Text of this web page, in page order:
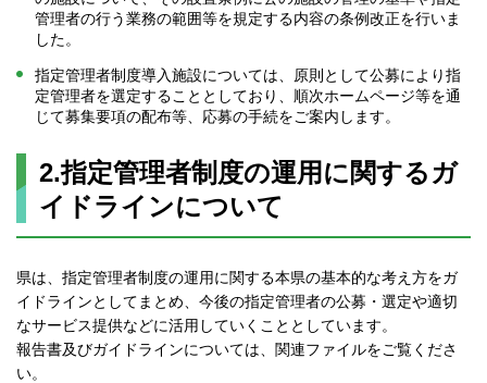
管理者の行う業務の範囲等を規定する内容の条例改正を行いま
した。
指定管理者制度導入施設については、原則として公募により指
定管理者を選定することとしており、順次ホームページ等を通
じて募集要項の配布等、応募の手続をご案内します。
2.指定管理者制度の運用に関するガ
イドラインについて
県は、指定管理者制度の運用に関する本県の基本的な考え方をガ
イドラインとしてまとめ、今後の指定管理者の公募・選定や適切
なサービス提供などに活用していくこととしています。
報告書及びガイドラインについては、関連ファイルをご覧くださ
い。